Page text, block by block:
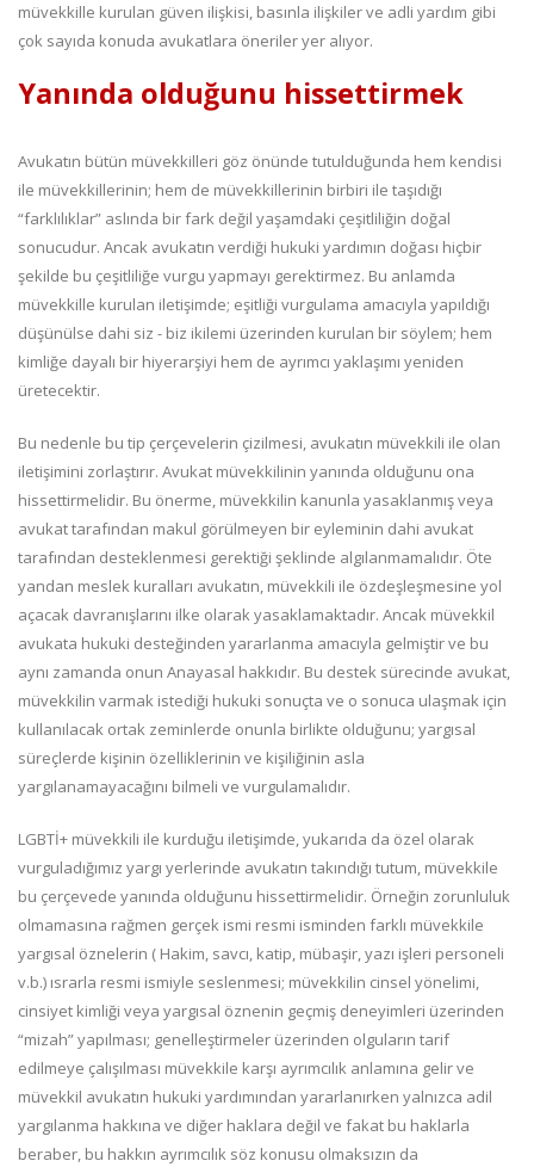
müvekkille kurulan güven ilişkisi, basınla ilişkiler ve adli yardım gibi
çok sayıda konuda avukatlara öneriler yer alıyor.
Yanında olduğunu hissettirmek
Avukatın bütün müvekkilleri göz önünde tutulduğunda hem kendisi
ile müvekkillerinin; hem de müvekkillerinin birbiri ile taşıdığı
“farklılıklar” aslında bir fark değil yaşamdaki çeşitliliğin doğal
sonucudur. Ancak avukatın verdiği hukuki yardımın doğası hiçbir
şekilde bu çeşitliliğe vurgu yapmayı gerektirmez. Bu anlamda
müvekkille kurulan iletişimde; eşitliği vurgulama amacıyla yapıldığı
düşünülse dahi siz - biz ikilemi üzerinden kurulan bir söylem; hem
kimliğe dayalı bir hiyerarşiyi hem de ayrımcı yaklaşımı yeniden
üretecektir.
Bu nedenle bu tip çerçevelerin çizilmesi, avukatın müvekkili ile olan
iletişimini zorlaştırır. Avukat müvekkilinin yanında olduğunu ona
hissettirmelidir. Bu önerme, müvekkilin kanunla yasaklanmış veya
avukat tarafından makul görülmeyen bir eyleminin dahi avukat
tarafından desteklenmesi gerektiği şeklinde algılanmamalıdır. Öte
yandan meslek kuralları avukatın, müvekkili ile özdeşleşmesine yol
açacak davranışlarını ilke olarak yasaklamaktadır. Ancak müvekkil
avukata hukuki desteğinden yararlanma amacıyla gelmiştir ve bu
aynı zamanda onun Anayasal hakkıdır. Bu destek sürecinde avukat,
müvekkilin varmak istediği hukuki sonuçta ve o sonuca ulaşmak için
kullanılacak ortak zeminlerde onunla birlikte olduğunu; yargısal
süreçlerde kişinin özelliklerinin ve kişiliğinin asla
yargılanamayacağını bilmeli ve vurgulamalıdır.
LGBTİ+ müvekkili ile kurduğu iletişimde, yukarıda da özel olarak
vurguladığımız yargı yerlerinde avukatın takındığı tutum, müvekkile
bu çerçevede yanında olduğunu hissettirmelidir. Örneğin zorunluluk
olmamasına rağmen gerçek ismi resmi isminden farklı müvekkile
yargısal öznelerin ( Hakim, savcı, katip, mübaşir, yazı işleri personeli
v.b.) ısrarla resmi ismiyle seslenmesi; müvekkilin cinsel yönelimi,
cinsiyet kimliği veya yargısal öznenin geçmiş deneyimleri üzerinden
“mizah” yapılması; genelleştirmeler üzerinden olguların tarif
edilmeye çalışılması müvekkile karşı ayrımcılık anlamına gelir ve
müvekkil avukatın hukuki yardımından yararlanırken yalnızca adil
yargılanma hakkına ve diğer haklara değil ve fakat bu haklarla
beraber, bu hakkın ayrımcılık söz konusu olmaksızın da